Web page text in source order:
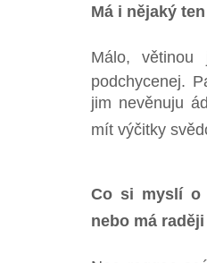
Má i nějaký
Málo,
podchycenej.
jim nevěnuju
mít výčitky
Co si myslí o
nebo má